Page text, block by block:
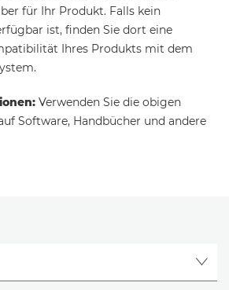
für Ihr Produkt. Falls kein
ist, finden Sie dort eine
Ihres Produkts mit dem
Verwenden Sie die obigen
Software, Handbücher und andere